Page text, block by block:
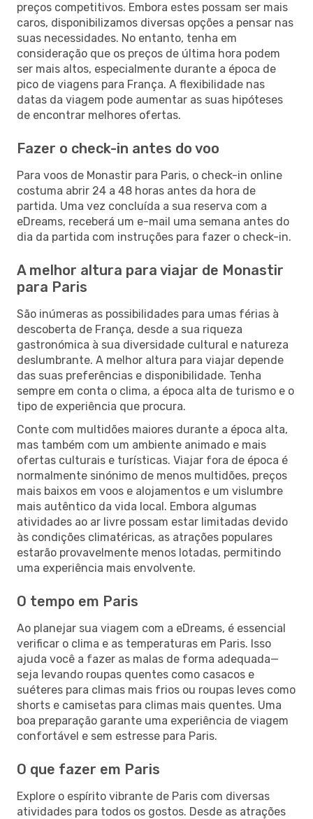
preços competitivos. Embora estes possam ser mais
caros, disponibilizamos diversas opções a pensar nas
suas necessidades. No entanto, tenha em
consideração que os preços de última hora podem
ser mais altos, especialmente durante a época de
pico de viagens para França. A flexibilidade nas
datas da viagem pode aumentar as suas hipóteses
de encontrar melhores ofertas.
Fazer o check-in antes do voo
Para voos de Monastir para Paris, o check-in online
costuma abrir 24 a 48 horas antes da hora de
partida. Uma vez concluída a sua reserva com a
eDreams, receberá um e-mail uma semana antes do
dia da partida com instruções para fazer o check-in.
A melhor altura para viajar de Monastir
para Paris
São inúmeras as possibilidades para umas férias à
descoberta de França, desde a sua riqueza
gastronómica à sua diversidade cultural e natureza
deslumbrante. A melhor altura para viajar depende
das suas preferências e disponibilidade. Tenha
sempre em conta o clima, a época alta de turismo e o
tipo de experiência que procura.
Conte com multidões maiores durante a época alta,
mas também com um ambiente animado e mais
ofertas culturais e turísticas. Viajar fora de época é
normalmente sinónimo de menos multidões, preços
mais baixos em voos e alojamentos e um vislumbre
mais autêntico da vida local. Embora algumas
atividades ao ar livre possam estar limitadas devido
às condições climatéricas, as atrações populares
estarão provavelmente menos lotadas, permitindo
uma experiência mais envolvente.
O tempo em Paris
Ao planejar sua viagem com a eDreams, é essencial
verificar o clima e as temperaturas em Paris. Isso
ajuda você a fazer as malas de forma adequada—
seja levando roupas quentes como casacos e
suéteres para climas mais frios ou roupas leves como
shorts e camisetas para climas mais quentes. Uma
boa preparação garante uma experiência de viagem
confortável e sem estresse para Paris.
O que fazer em Paris
Explore o espírito vibrante de Paris com diversas
atividades para todos os gostos. Desde as atrações